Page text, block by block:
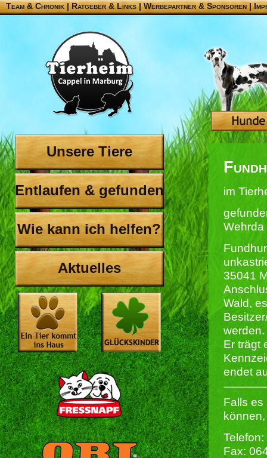
Team & Chronik |Ratgeber & Links|Werbepartner & Sponsoren|
Unsere Tiere
Entlaufen & gefunden
Wie kann ich helfen?
Aktuelles
im
Wehrda
35041
Wald,
Er trägt
endet
Falls es
Fax: